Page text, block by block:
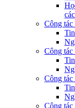
Công
Công
Công
Công